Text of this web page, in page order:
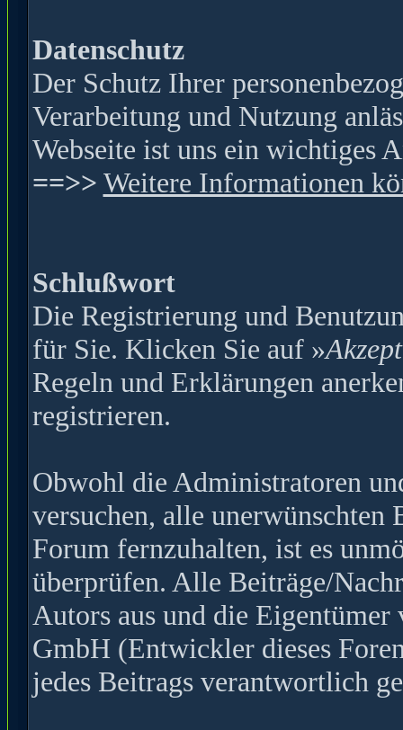
Datenschutz
Der Schutz Ihrer
Verarbeitung und Nutzung
Webseite ist uns ein wichtiges
==>> Weitere Informationen
Schlußwort
Die Registrierung und
für Sie. Klicken Sie auf »
Regeln und Erklärungen
registrieren.
Obwohl die Administratoren
versuchen, alle unerwünschten
Forum fernzuhalten, ist es
überprüfen. Alle Beiträge/
Autors aus und die
GmbH (Entwickler dieses
jedes Beitrags verantwortlich